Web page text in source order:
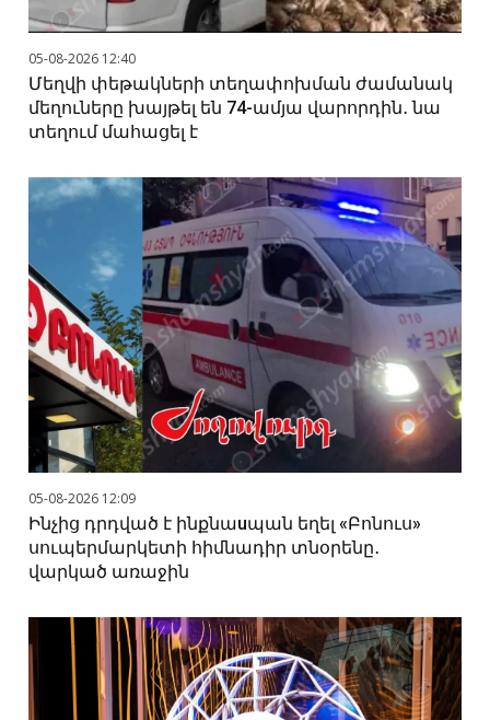
05-08-2026 12:40
Մեղվի փեթակների տեղափոխման ժամանակ
մեղուները խայթել են 74-ամյա վարորդին․ նա
տեղում մահացել է
05-08-2026 12:09
Ինչից դրդված է ինքնաuպան եղել «Բոնուս»
սուպերմարկետի հիմնադիր տնօրենը․
վարկած առաջին